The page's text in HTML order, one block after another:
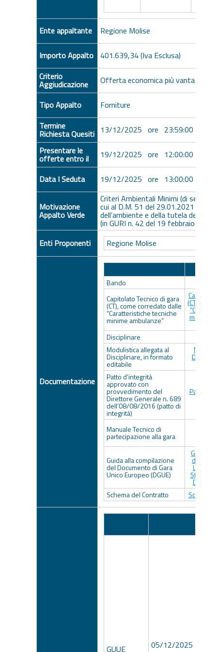
Ente appaltante Regione Molise
Importo Appalto
401.639,34 (Iva Esclusa)
Criterio
Aggiudicazione Offerta economica più vantaggiosa
Tipo Appalto
Forniture
Termine
Richiesta Quesiti 13/12/2025 ore 23:59:00 [Ora
Presentare le
offerte entro il 19/12/2025 ore 12:00:00 [Ora
Data I Seduta 19/12/2025 ore 13:00:00 [Ora
Motivazione
Appalto Verde
Criteri Ambientali Minimi (di seguito
cui al D.M. 51 del 29.01.2021 del
dell’ambiente e della tutela del
(in GURI n. 42 del 19 febbraio 2021
Enti Proponenti
Regione Molise
Documentazione
Bando
Capitolato Tecnico di gara
(CT), come corredato dalle
“Caratteristiche tecniche
minime ambulanze”
(CT),
minime
Disciplinare
Modulistica allegata al
Disciplinare, in formato
editabile
Patto d’integrità
approvato con
provvedimento del
Direttore Generale n. 689
dell’08/08/2016 (patto di
integrità)
Patto di
Manuale Tecnico di
partecipazione alla gara
Guida alla compilazione
del Documento di Gara
Unico Europeo (DGUE)
Guida
del
Unico
D.Lgs.
Schema del Contratto
Schema
GUUE 05/12/2025